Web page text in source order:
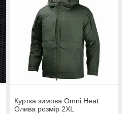
Куртка зимова Omni Heat
Олива розмір 2XL